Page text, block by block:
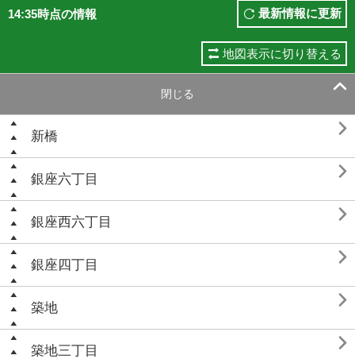
14:35時点の情報 最新情報に更新
地図表示に切り替える
閉じる 
新橋 
銀座六丁目 
銀座西六丁目 
銀座四丁目 
築地 
築地三丁目 